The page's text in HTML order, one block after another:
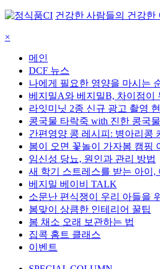
건강한 사람들의 건강한
×
메인
DCF 뉴스
나에게 필요한 영양을 마시는
베지밀A와 베지밀B, 차이점이
라잇미닛 2종 신규 광고 촬영
콩국물 타락죽 with 진한 콩국물
간편영양 콩 레시피: 병아리콩
봄이 오면 꽃놀이 가자봄 캠핑
임신성 당뇨, 원인과 관리 방법
새 학기 스트레스를 받는 아이,
베지밀 베이비 TALK
소문난 편식쟁이 우리 아들을
봄맞이 상큼한 인테리어 꿀팁
봄 채소 오래 보관하는 법
집콕 홈트 클래스
이벤트